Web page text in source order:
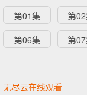
第01集 第
第06集
第
无尽云在线观看